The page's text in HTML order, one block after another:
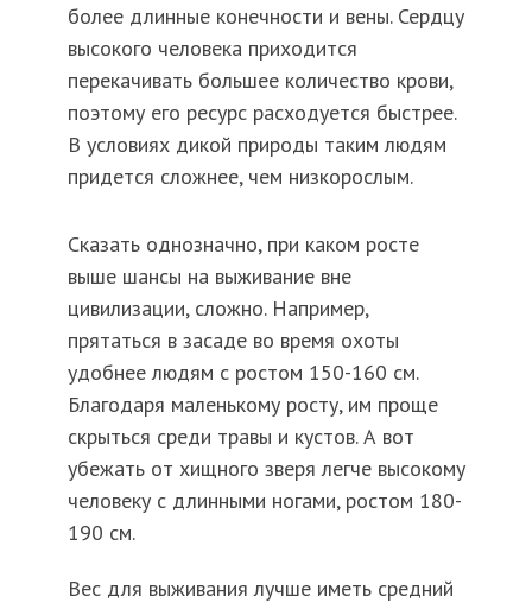
более длинные конечности и вены. Сердцу
высокого человека приходится
перекачивать большее количество крови,
поэтому его ресурс расходуется быстрее.
В условиях дикой природы таким людям
придется сложнее, чем низкорослым.
Сказать однозначно, при каком росте
выше шансы на выживание вне
цивилизации, сложно. Например,
прятаться в засаде во время охоты
удобнее людям с ростом 150-160 см.
Благодаря маленькому росту, им проще
скрыться среди травы и кустов. А вот
убежать от хищного зверя легче высокому
человеку с длинными ногами, ростом 180-
190 см.
Вес для выживания лучше иметь средний